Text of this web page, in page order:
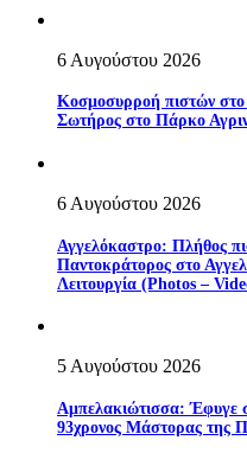
6 Αυγούστου 2026
Κοσμοσυρροή πιστών
Σωτήρος στο Πάρκο
6 Αυγούστου 2026
Αγγελόκαστρο: Πλήθος
Παντοκράτορος στο
Λειτουργία (Photos –
5 Αυγούστου 2026
Αμπελακιώτισσα: Έφυγε
93χρονος Μάστορας της